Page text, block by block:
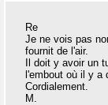
Re
Je ne vois pas
fournit de l'air.
Il doit y avoir un
l'embout où il y a
Cordialement.
M.